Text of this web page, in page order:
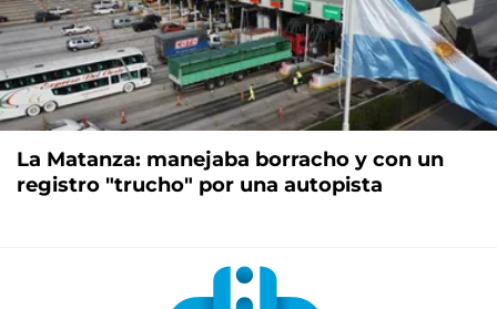
La Matanza: manejaba borracho y con un
registro "trucho" por una autopista